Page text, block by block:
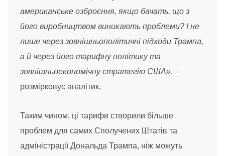
американське озброєння, якщо бачать, що з
його виробництвом виникають проблеми? І не
лише через зовнішньополітичні підходи Трампа,
а й через його тарифну політику та
зовнішньоекономічну стратегію США», –
розмірковує аналітик.
Таким чином, ці тарифи створили більше
проблем для самих Сполучених Штатів та
адміністрації Дональда Трампа, ніж можуть